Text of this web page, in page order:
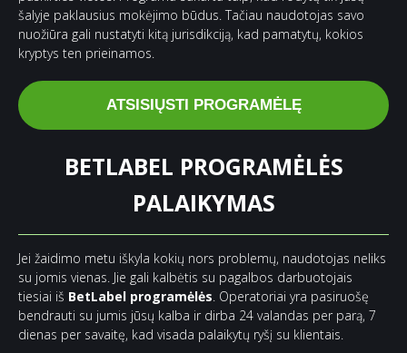
šalyje paklausius mokėjimo būdus. Tačiau naudotojas savo
nuožiūra gali nustatyti kitą jurisdikciją, kad pamatytų, kokios
kryptys ten prieinamos.
ATSISIŲSTI PROGRAMĖLĘ
BETLABEL PROGRAMĖLĖS
PALAIKYMAS
Jei žaidimo metu iškyla kokių nors problemų, naudotojas neliks
su jomis vienas. Jie gali kalbėtis su pagalbos darbuotojais
tiesiai iš BetLabel programėlės. Operatoriai yra pasiruošę
bendrauti su jumis jūsų kalba ir dirba 24 valandas per parą, 7
dienas per savaitę, kad visada palaikytų ryšį su klientais.